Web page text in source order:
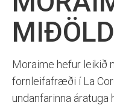
Moraime hefur leikið
fornleifafræði í La
undanfarinna